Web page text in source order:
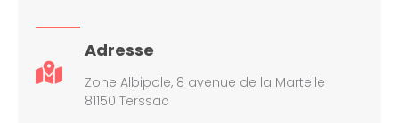
Adresse
Zone Albipole, 8 avenue de la Martelle
81150 Terssac